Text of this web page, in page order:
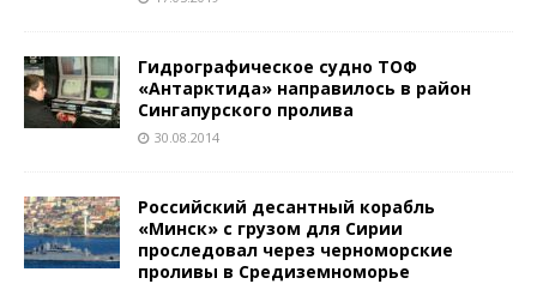
Гидрографическое судно ТОФ
«Антарктида» направилось в район
Сингапурского пролива
30.08.2014
Российский десантный корабль
«Минск» с грузом для Сирии
проследовал через черноморские
проливы в Средиземноморье